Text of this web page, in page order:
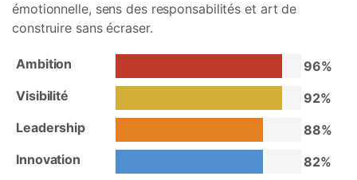
émotionnelle, sens des responsabilités et art de
construire sans écraser.
Ambition
96%
Visibilité
92%
Leadership
88%
Innovation
82%